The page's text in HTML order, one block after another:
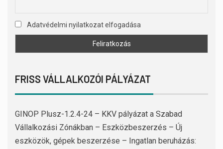
Adatvédelmi nyilatkozat elfogadása
FRISS VÁLLALKOZÓI PÁLYÁZAT
GINOP Plusz-1.2.4-24 – KKV pályázat a Szabad
Vállalkozási Zónákban – Eszközbeszerzés – Új
eszközök, gépek beszerzése – Ingatlan beruházás: